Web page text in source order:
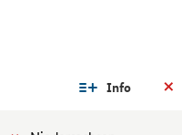
Info